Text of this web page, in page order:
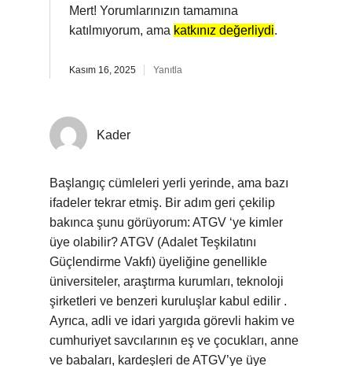
Mert! Yorumlarınızın tamamına
katılmıyorum, ama katkınız değerliydi.
Kasım 16, 2025 Yanıtla
Kader
Başlangıç cümleleri yerli yerinde, ama bazı
ifadeler tekrar etmiş. Bir adım geri çekilip
bakınca şunu görüyorum: ATGV ‘ye kimler
üye olabilir? ATGV (Adalet Teşkilatını
Güçlendirme Vakfı) üyeliğine genellikle
üniversiteler, araştırma kurumları, teknoloji
şirketleri ve benzeri kuruluşlar kabul edilir .
Ayrıca, adli ve idari yargıda görevli hakim ve
cumhuriyet savcılarının eş ve çocukları, anne
ve babaları, kardeşleri de ATGV’ye üye